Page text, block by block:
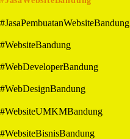
#JasaPembuatanWebsiteBandung
#WebsiteBandung
#WebDeveloperBandung
#WebDesignBandung
#WebsiteUMKMBandung
#WebsiteBisnisBandung